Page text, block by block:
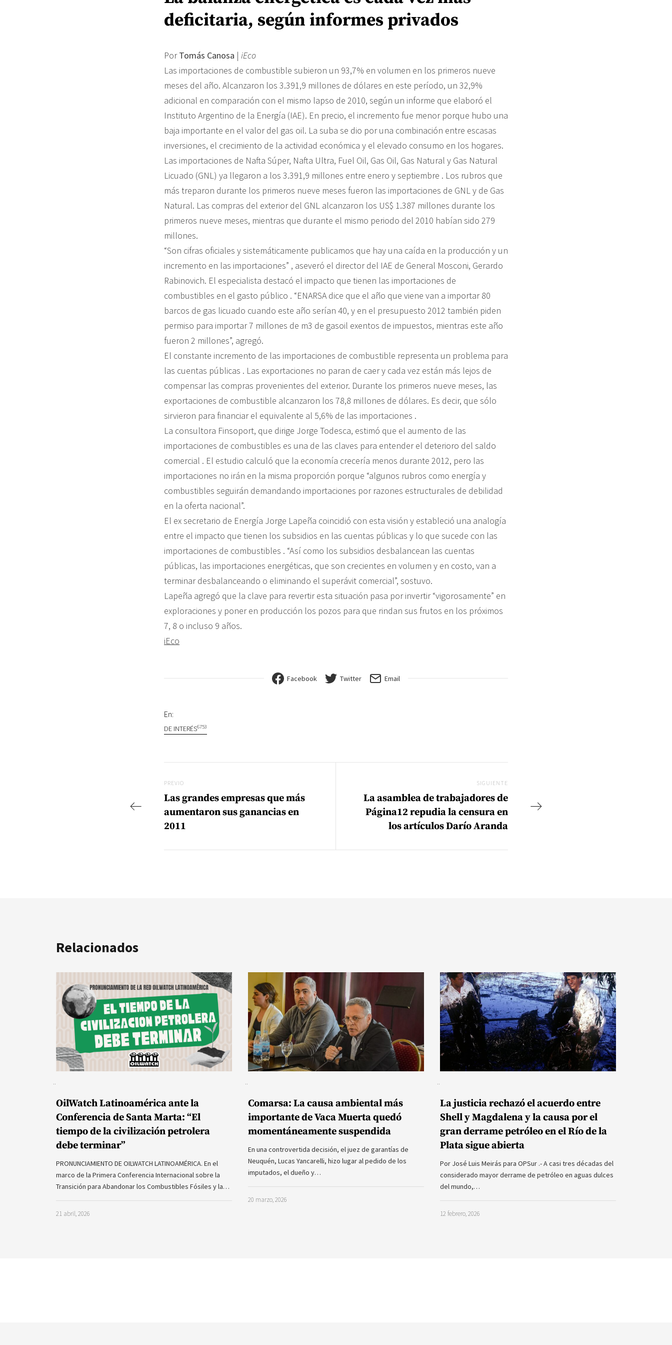
deficitaria, según informes privados
PorTomás Canosa | iEco
Las importaciones de combustible subieron un 93,7% en volumen en los primeros nueve
meses del año. Alcanzaron los 3.391,9 millones de dólares en este período, un 32,9%
adicional en comparación con el mismo lapso de 2010, según un informe que elaboró el
Instituto Argentino de la Energía (IAE). En precio, el incremento fue menor porque hubo una
baja importante en el valor del gas oil. La suba se dio por una combinación entre escasas
inversiones, el crecimiento de la actividad económica y el elevado consumo en los hogares.
Las importaciones de Nafta Súper, Nafta Ultra, Fuel Oil, Gas Oil, Gas Natural y Gas Natural
Licuado (GNL) ya llegaron a los 3.391,9 millones entre enero y septiembre . Los rubros que
más treparon durante los primeros nueve meses fueron las importaciones de GNL y de Gas
Natural. Las compras del exterior del GNL alcanzaron los US$ 1.387 millones durante los
primeros nueve meses, mientras que durante el mismo periodo del 2010 habían sido 279
millones.
“Son cifras oficiales y sistemáticamente publicamos que hay una caída en la producción y un
incremento en las importaciones” , aseveró el director del IAE de General Mosconi, Gerardo
Rabinovich. El especialista destacó el impacto que tienen las importaciones de
combustibles en el gasto público . “ENARSA dice que el año que viene van a importar 80
barcos de gas licuado cuando este año serían 40, y en el presupuesto 2012 también piden
permiso para importar 7 millones de m3 de gasoil exentos de impuestos, mientras este año
fueron 2 millones”, agregó.
El constante incremento de las importaciones de combustible representa un problema para
las cuentas públicas . Las exportaciones no paran de caer y cada vez están más lejos de
compensar las compras provenientes del exterior. Durante los primeros nueve meses, las
exportaciones de combustible alcanzaron los 78,8 millones de dólares. Es decir, que sólo
sirvieron para financiar el equivalente al 5,6% de las importaciones .
La consultora Finsoport, que dirige Jorge Todesca, estimó que el aumento de las
importaciones de combustibles es una de las claves para entender el deterioro del saldo
comercial . El estudio calculó que la economía crecería menos durante 2012, pero las
importaciones no irán en la misma proporción porque “algunos rubros como energía y
combustibles seguirán demandando importaciones por razones estructurales de debilidad
en la oferta nacional”.
El ex secretario de Energía Jorge Lapeña coincidió con esta visión y estableció una analogía
entre el impacto que tienen los subsidios en las cuentas públicas y lo que sucede con las
importaciones de combustibles . “Así como los subsidios desbalancean las cuentas
públicas, las importaciones energéticas, que son crecientes en volumen y en costo, van a
terminar desbalanceando o eliminando el superávit comercial”, sostuvo.
Lapeña agregó que la clave para revertir esta situación pasa por invertir “vigorosamente” en
exploraciones y poner en producción los pozos para que rindan sus frutos en los próximos
7, 8 o incluso 9 años.
iEco
Facebook Twitter Email
En:
DE INTERÉS6753
Previo
PREVIO
Las grandes empresas que más
aumentaron sus ganancias en
2011
SIGUIENTE
La asamblea de trabajadores de
Página12 repudia la censura en
los artículos Darío Aranda
Relacionados
OilWatch Latinoamérica ante la
Conferencia de Santa Marta: “El
tiempo de la civilización petrolera
debe terminar”
PRONUNCIAMIENTO DE OILWATCH LATINOAMÉRICA. En el
marco de la Primera Conferencia Internacional sobre la
Transición para Abandonar los Combustibles Fósiles y la…
21 abril, 2026
Comarsa: La causa ambiental más
importante de Vaca Muerta quedó
momentáneamente suspendida
En una controvertida decisión, el juez de garantías de
Neuquén, Lucas Yancarelli, hizo lugar al pedido de los
imputados, el dueño y…
20 marzo, 2026
La justicia rechazó el acuerdo entre
Shell y Magdalena y la causa por el
gran derrame petróleo en el Río de la
Plata sigue abierta
Por José Luis Meirás para OPSur .- A casi tres décadas del
considerado mayor derrame de petróleo en aguas dulces
del mundo,…
12 febrero, 2026